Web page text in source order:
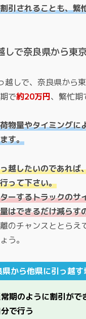
引されることも、繁
しで奈良県から東
越しで、奈良県から
で約20万円、繁忙期
物量やタイミングに
す。
越したいのであれば
って下さい。
ーするトラックのサ
はできるだけ減らす
のチャンスととらえ
う。
県から他県に引っ越す
常期のように割引がで
で行う